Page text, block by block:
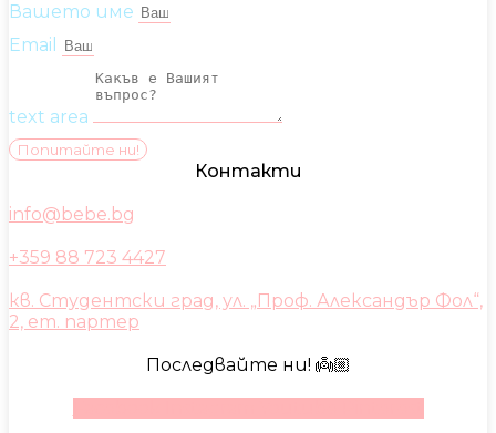
Вашето име
Email
text area
Попитайте ни!
Контакти
info@bebe.bg
+359 88 723 4427
кв. Студентски град, ул. „Проф. Александър Фол“,
2, ет. партер
Последвайте ни! 👼🏼